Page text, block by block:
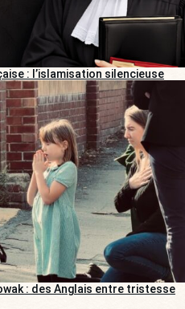
: l’islamisation silencieuse
: des Anglais entre tristesse